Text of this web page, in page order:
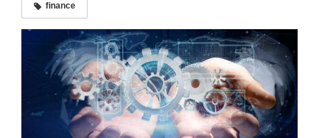
finance